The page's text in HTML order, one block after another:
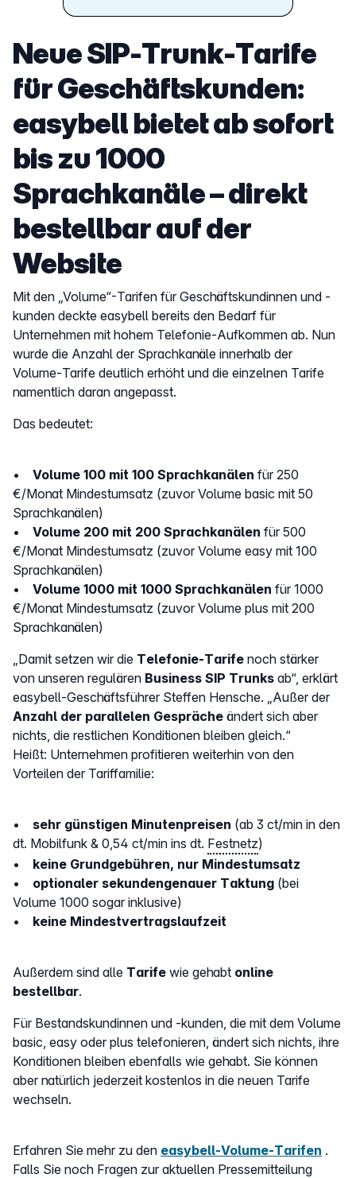
Neue SIP-Trunk-Tarife
für Geschäftskunden:
easybell bietet ab sofort
bis zu 1000
Sprachkanäle – direkt
bestellbar auf der
Website
Mit den „Volume“-Tarifen für Geschäftskundinnen und -
kunden deckte easybell bereits den Bedarf für
Unternehmen mit hohem Telefonie-Aufkommen ab. Nun
wurde die Anzahl der Sprachkanäle innerhalb der
Volume-Tarife deutlich erhöht und die einzelnen Tarife
namentlich daran angepasst.
Das bedeutet:
• Volume 100 mit 100 Sprachkanälen für 250
€/Monat Mindestumsatz (zuvor Volume basic mit 50
Sprachkanälen)
• Volume 200 mit 200 Sprachkanälen für 500
€/Monat Mindestumsatz (zuvor Volume easy mit 100
Sprachkanälen)
• Volume 1000 mit 1000 Sprachkanälen für 1000
€/Monat Mindestumsatz (zuvor Volume plus mit 200
Sprachkanälen)
„Damit setzen wir die Telefonie-Tarife noch stärker
von unseren regulären Business SIP Trunks ab“, erklärt
easybell-Geschäftsführer Steffen Hensche. „Außer der
Anzahl der parallelen Gespräche ändert sich aber
nichts, die restlichen Konditionen bleiben gleich.“
Heißt: Unternehmen profitieren weiterhin von den
Vorteilen der Tariffamilie:
• sehr günstigen Minutenpreisen (ab 3 ct/min in den
dt. Mobilfunk & 0,54 ct/min ins dt. Festnetz)
•
keine Grundgebühren, nur Mindestumsatz
• optionaler sekundengenauer Taktung (bei
Volume 1000 sogar inklusive)
• keine Mindestvertragslaufzeit
Außerdem sind alle Tarife wie gehabt online
bestellbar.
Für Bestandskundinnen und -kunden, die mit dem Volume
basic, easy oder plus telefonieren, ändert sich nichts, ihre
Konditionen bleiben ebenfalls wie gehabt. Sie können
aber natürlich jederzeit kostenlos in die neuen Tarife
wechseln.
Erfahren Sie mehr zu den easybell-Volume-Tarifen .
Falls Sie noch Fragen zur aktuellen Pressemitteilung